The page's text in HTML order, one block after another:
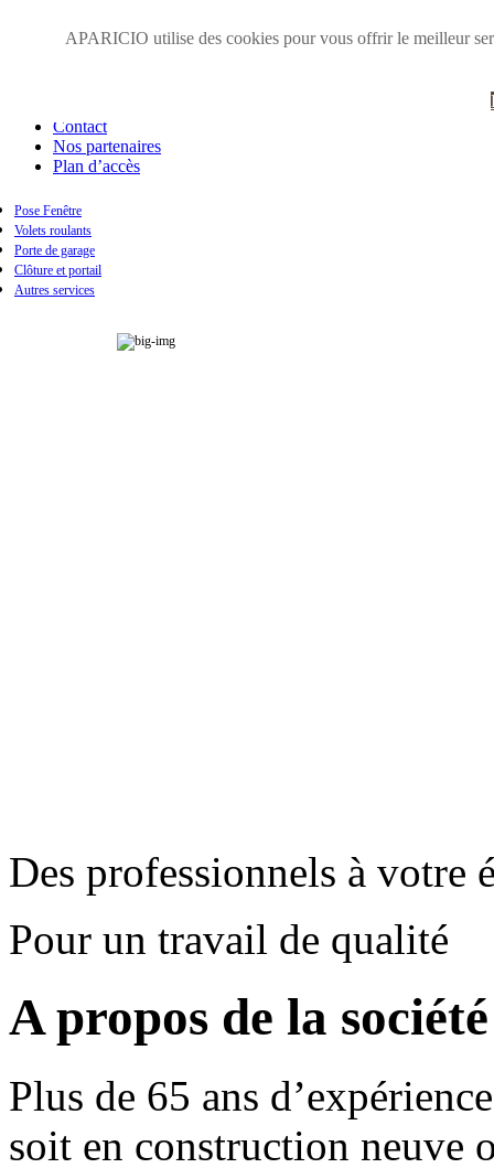
APARICIO utilise des cookies pour vous offrir le meilleur
Présentation
Contact
Nos partenaires
Plan d’accès
Pose Fenêtre
Fenêtre en pvc
Fenêtre en aluminium
Fenêtre en bois
Volets roulants
Porte de garage
Clôture et portail
Autres services
Des professionnels à votre
Pour un travail de qualité
A propos de la
Plus de 65 ans
soit en construction neuve